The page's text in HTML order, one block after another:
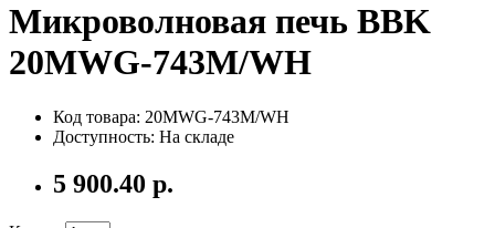
Микроволновая печь BBK
20MWG-743M/WH
Код товара: 20MWG-743M/WH
Доступность: На складе
5 900.40 р.